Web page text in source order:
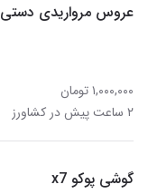
عروس مرواریدی دستی
۱,۰۰۰,۰۰۰ تومان
۲ ساعت پیش در کشاورز
گوشی پوکو x7